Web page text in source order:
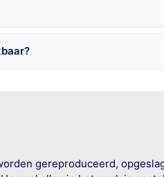
gereproduceerd,